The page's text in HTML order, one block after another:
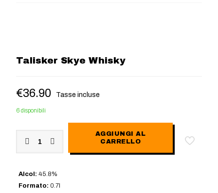
Talisker Skye Whisky
€36.90 Tasse incluse
6 disponibili
Skye
Whisky
AGGIUNGI AL
CARRELLO
Alcol: 45.8%
Formato: 0.7l